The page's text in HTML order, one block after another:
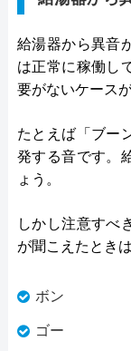
給湯器から異音
は正常に稼働し
要がないケース
たとえば「ブー
発する音です。
ょう。
しかし注意すべ
が聞こえたとき
ボン
ゴー